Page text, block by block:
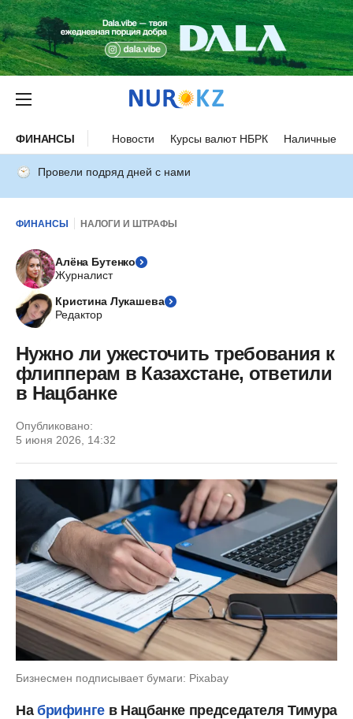
ФИНАНСЫ Новости Курсы валют НБРК Наличные
Провели подряд дней с нами
ФИНАНСЫ НАЛОГИ И ШТРАФЫ
Алёна Бутенко
Журналист
Кристина Лукашева
Редактор
Нужно ли ужесточить требования к
флипперам в Казахстане, ответили
в Нацбанке
Опубликовано:
5 июня 2026, 14:32
Бизнесмен подписывает бумаги: Pixabay
На брифинге в Нацбанке председателя Тимура